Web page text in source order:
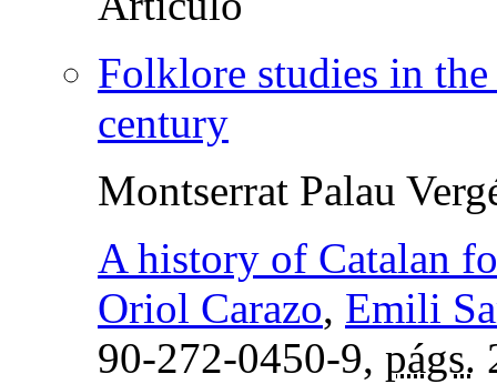
Folklore studies in
century
Montserrat Palau
A history of Catalan
Oriol Carazo, Emili
90-272-0450-9, págs.